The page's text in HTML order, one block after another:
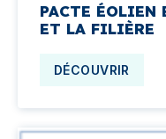
PACTE ÉOLIEN
ET LA FILIÈRE
DÉCOUVRIR